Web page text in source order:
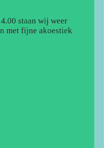
staan wij weer
met fijne akoestiek